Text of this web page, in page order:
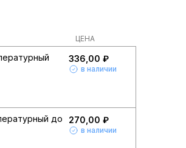
ЦЕНА
336,00 ₽
в наличии
до
270,00 ₽
в наличии